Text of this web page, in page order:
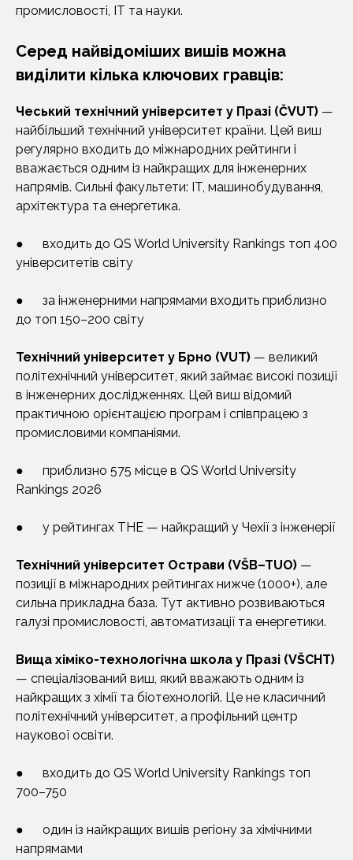
промисловості, IT та науки.
Серед найвідоміших вишів можна
виділити кілька ключових гравців:
Чеський технічний університет у Празі (ČVUT) —
найбільший технічний університет країни. Цей виш
регулярно входить до міжнародних рейтинги і
вважається одним із найкращих для інженерних
напрямів. Сильні факультети: IT, машинобудування,
архітектура та енергетика.
● входить до QS World University Rankings топ 400
університетів світу
● за інженерними напрямами входить приблизно
до топ 150–200 світу
Технічний університет у Брно (VUT) — великий
політехнічний університет, який займає високі позиції
в інженерних дослідженнях. Цей виш відомий
практичною орієнтацією програм і співпрацею з
промисловими компаніями.
● приблизно 575 місце в QS World University
Rankings 2026
● у рейтингах THE — найкращий у Чехії з інженерії
Технічний університет Острави (VŠB–TUO) —
позиції в міжнародних рейтингах нижче (1000+), але
сильна прикладна база. Тут активно розвиваються
галузі промисловості, автоматизації та енергетики.
Вища хіміко-технологічна школа у Празі (VŠCHT)
— спеціалізований виш, який вважають одним із
найкращих з хімії та біотехнологій. Це не класичний
політехнічний університет, а профільний центр
наукової освіти.
● входить до QS World University Rankings топ
700–750
● один із найкращих вишів регіону за хімічними
напрямами